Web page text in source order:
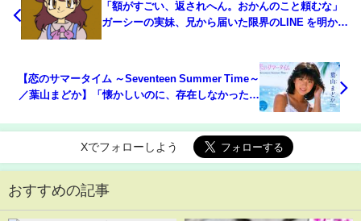
「額がすごい、返されへん。おかんのこと頼むな」
ガーシーの実妹、兄から届いた限界のLINE を明かす
【恋のサマータイム ～Seventeen Summer Time～
／葉山まどか】「懐かしいのに、存在しなかった一
Xでフォローしよう
おすすめの記事